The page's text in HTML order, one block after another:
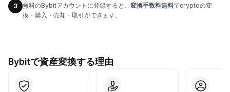
3
無料のBybitアカウントに登録すると、 変換手数料無料でcryptoの変
換・購入・売却・取引ができます。
Bybitで資産変換する理由